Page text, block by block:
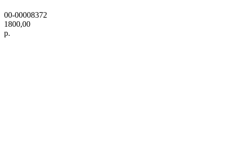
00-00008372
1800,00
р.